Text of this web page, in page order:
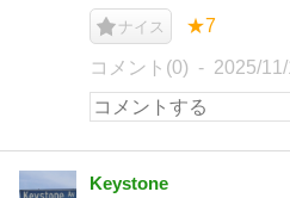
ナイス ★7
コメント(0) 2025/
Keystone